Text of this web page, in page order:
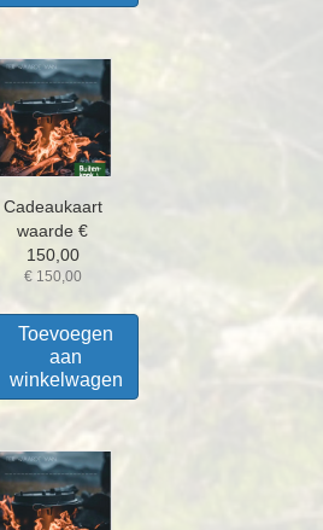
Cadeaukaart
waarde €
150,00
€150,00
Toevoegen
aan
winkelwagen